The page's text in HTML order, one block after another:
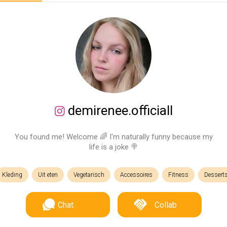
demirenee.officiall
You found me! Welcome 🌈 I'm naturally funny because my
life is a joke 🍭
Kleding Uit eten Vegetarisch Accessoires Fitness
Chat Collab